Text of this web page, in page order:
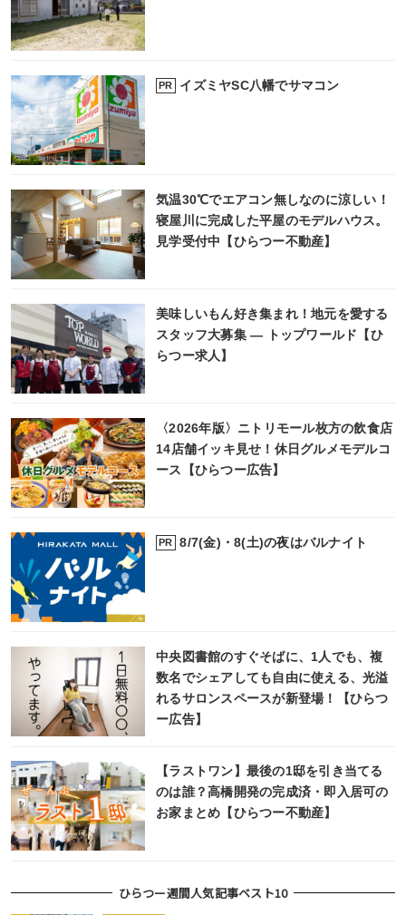
PR イズミヤSC八幡でサマコン
気温30℃でエアコン無しなのに涼しい！
寝屋川に完成した平屋のモデルハウス。
見学受付中【ひらつー不動産】
美味しいもん好き集まれ！地元を愛する
スタッフ大募集 ― トップワールド【ひ
らつー求人】
〈2026年版〉ニトリモール枚方の飲食店
14店舗イッキ見せ！休日グルメモデルコ
ース【ひらつー広告】
PR 8/7(金)・8(土)の夜はバルナイト
中央図書館のすぐそばに、1人でも、複
数名でシェアしても自由に使える、光溢
れるサロンスペースが新登場！【ひらつ
ー広告】
【ラストワン】最後の1邸を引き当てる
のは誰？高橋開発の完成済・即入居可の
お家まとめ【ひらつー不動産】
ひらつー週間人気記事ベスト10